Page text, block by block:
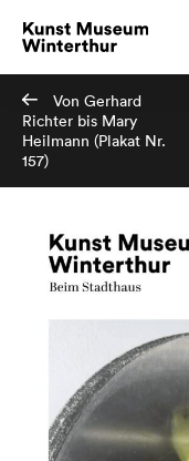
Von Gerhard
Richter bis Mary
Heilmann (Plakat Nr.
157)